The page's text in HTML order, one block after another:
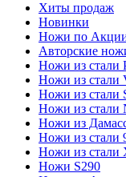
Хиты продаж
Новинки
Ножи по
Авторские
Ножи из стали
Ножи из стали
Ножи из стали
Ножи из стали
Ножи из
Ножи из стали
Ножи из
Ножи S290